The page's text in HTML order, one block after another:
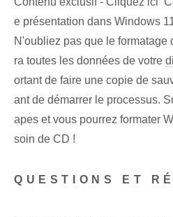
e présentation dans Windows
N'oubliez pas que le formatage
ra toutes les données de votre
ortant de faire une copie de
ant de démarrer le processus.
apes et vous pourrez formater
soin de CD !
QUESTIONS ET